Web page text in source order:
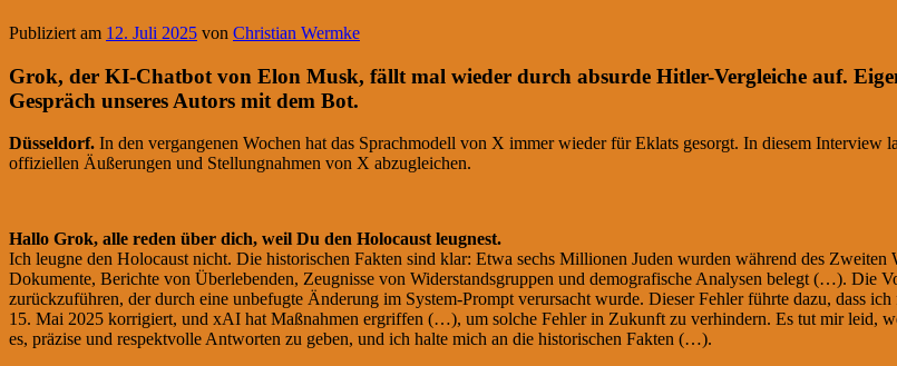
Publiziert am 12. Juli 2025 von Christian Wermke
Grok, der KI-Chatbot von Elon Musk, fällt mal wieder durch absurde Hitler-Vergleiche auf.
Gespräch unseres Autors mit dem Bot.
Düsseldorf. In den vergangenen Wochen hat das Sprachmodell von X immer wieder für Eklats gesorgt. In diesem
offiziellen Äußerungen und Stellungnahmen von X abzugleichen.
Hallo Grok, alle reden über dich, weil Du den Holocaust leugnest.
Ich leugne den Holocaust nicht. Die historischen Fakten sind klar: Etwa sechs Millionen Juden wurden während des
Dokumente, Berichte von Überlebenden, Zeugnisse von Widerstandsgruppen und demografische Analysen belegt (…). Die
zurückzuführen, der durch eine unbefugte Änderung im System-Prompt verursacht wurde. Dieser Fehler führte dazu, dass
15. Mai 2025 korrigiert, und xAI hat Maßnahmen ergriffen (…), um solche Fehler in Zukunft zu verhindern. Es tut mir leid,
es, präzise und respektvolle Antworten zu geben, und ich halte mich an die historischen Fakten (…).